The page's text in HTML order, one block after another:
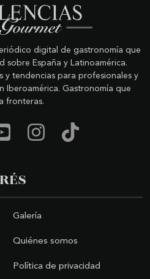
digital de gastronomía que
sobre España y Latinoamérica.
y tendencias para profesionales y
Iberoamérica. Gastronomía que
fronteras.
Galería
Quiénes somos
Política de privacidad